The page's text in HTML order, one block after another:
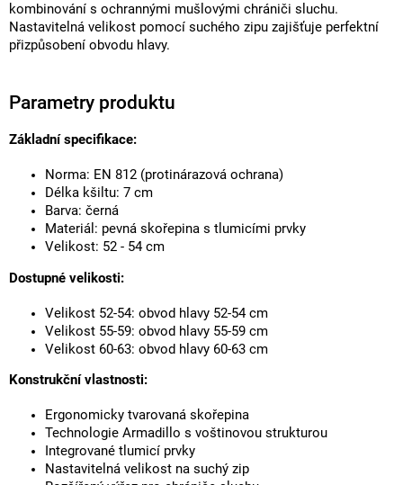
kombinování s ochrannými mušlovými chrániči sluchu.
Nastavitelná velikost pomocí suchého zipu zajišťuje perfektní
přizpůsobení obvodu hlavy.
Parametry produktu
Základní specifikace:
Norma: EN 812 (protinárazová ochrana)
Délka kšiltu: 7 cm
Barva: černá
Materiál: pevná skořepina s tlumicími prvky
Velikost: 52 - 54 cm
Dostupné velikosti:
Velikost 52-54: obvod hlavy 52-54 cm
Velikost 55-59: obvod hlavy 55-59 cm
Velikost 60-63: obvod hlavy 60-63 cm
Konstrukční vlastnosti:
Ergonomicky tvarovaná skořepina
Technologie Armadillo s voštinovou strukturou
Integrované tlumicí prvky
Nastavitelná velikost na suchý zip